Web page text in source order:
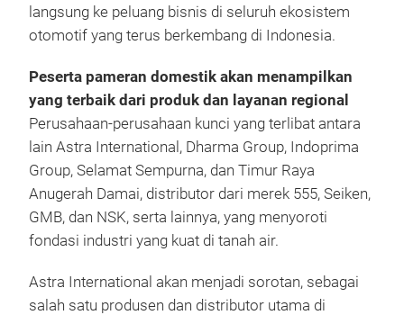
langsung ke peluang bisnis di seluruh ekosistem
otomotif yang terus berkembang di Indonesia.
Peserta pameran domestik akan menampilkan
yang terbaik dari produk dan layanan regional
Perusahaan-perusahaan kunci yang terlibat antara
lain Astra International, Dharma Group, Indoprima
Group, Selamat Sempurna, dan Timur Raya
Anugerah Damai, distributor dari merek 555, Seiken,
GMB, dan NSK, serta lainnya, yang menyoroti
fondasi industri yang kuat di tanah air.
Astra International akan menjadi sorotan, sebagai
salah satu produsen dan distributor utama di